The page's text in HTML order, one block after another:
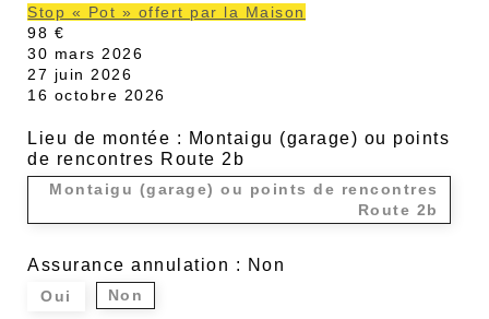
Stop « Pot » offert par la Maison
98 €
30 mars 2026
27 juin 2026
16 octobre 2026
Lieu de montée : Montaigu (garage) ou points
de rencontres Route 2b
Montaigu (garage) ou points de rencontres
Route 2b
Assurance annulation : Non
Oui Non